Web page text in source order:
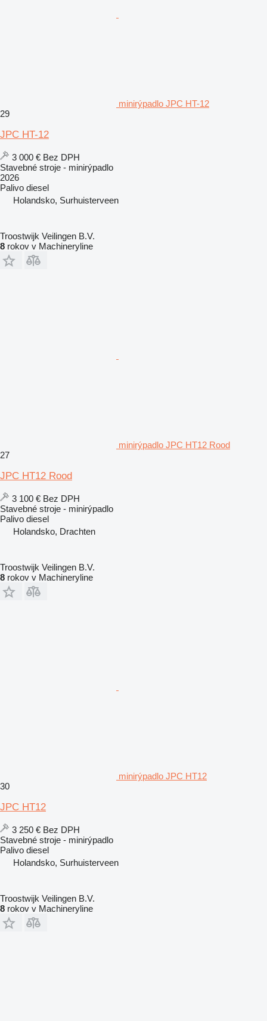
minirýpadlo JPC HT-12
29
JPC HT-12
3 000 € Bez DPH
Stavebné stroje - minirýpadlo
2026
Palivo diesel
Holandsko, Surhuisterveen
Troostwijk Veilingen B.V.
8 rokov v Machineryline
minirýpadlo JPC HT12 Rood
27
JPC HT12 Rood
3 100 € Bez DPH
Stavebné stroje - minirýpadlo
Palivo diesel
Holandsko, Drachten
Troostwijk Veilingen B.V.
8 rokov v Machineryline
minirýpadlo JPC HT12
30
JPC HT12
3 250 € Bez DPH
Stavebné stroje - minirýpadlo
Palivo diesel
Holandsko, Surhuisterveen
Troostwijk Veilingen B.V.
8 rokov v Machineryline